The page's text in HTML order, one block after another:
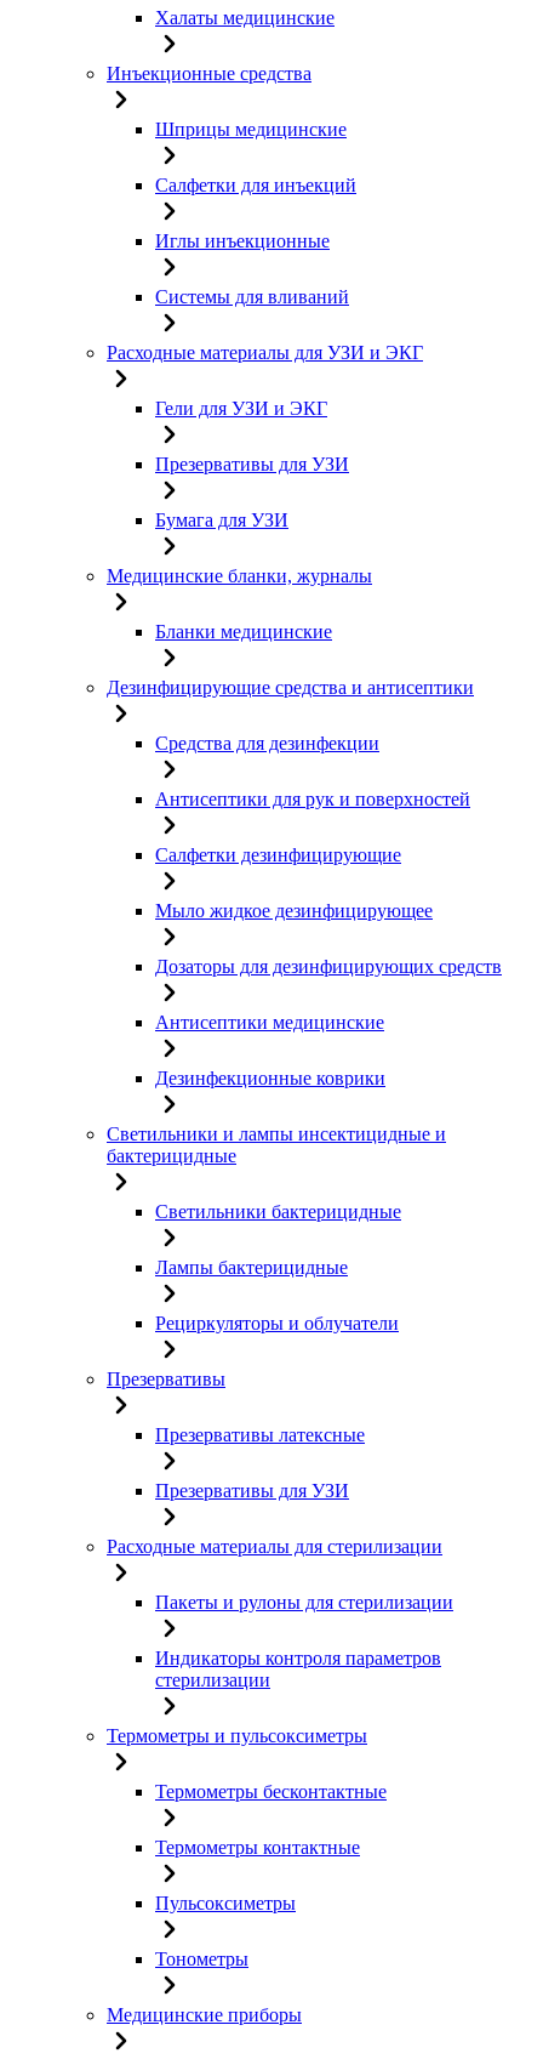
Халаты медицинские
Инъекционные средства
Шприцы медицинские
Салфетки для инъекций
Иглы инъекционные
Системы для вливаний
Расходные материалы для УЗИ и ЭКГ
Гели для УЗИ и ЭКГ
Презервативы для УЗИ
Бумага для УЗИ
Медицинские бланки, журналы
Бланки медицинские
Дезинфицирующие средства и антисептики
Средства для дезинфекции
Антисептики для рук и поверхностей
Салфетки дезинфицирующие
Мыло жидкое дезинфицирующее
Дозаторы для дезинфицирующих средств
Антисептики медицинские
Дезинфекционные коврики
Светильники и лампы инсектицидные и
бактерицидные
Светильники бактерицидные
Лампы бактерицидные
Рециркуляторы и облучатели
Презервативы
Презервативы латексные
Презервативы для УЗИ
Расходные материалы для стерилизации
Пакеты и рулоны для стерилизации
Индикаторы контроля параметров
стерилизации
Термометры и пульсоксиметры
Термометры бесконтактные
Термометры контактные
Пульсоксиметры
Тонометры
Медицинские приборы